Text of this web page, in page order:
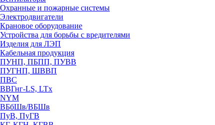
Охранные и пожарные системы
Электродвигатели
Крановое оборудование
Устройства для борьбы с вредителями
Изделия для ЛЭП
Кабельная продукция
ПУНП, ПБПП, ПУВВ
ПУГНП, ШВВП
ПВС
ВВГнг-LS, LTx
NYM
ВБбШв/ВБШв
ПуВ, ПуГВ